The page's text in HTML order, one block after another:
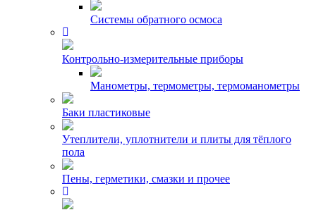
Системы обратного осмоса
Контрольно-измерительные приборы
Манометры, термометры, термоманометры
Баки пластиковые
Утеплители, уплотнители и плиты для тёплого
пола
Пены, герметики, смазки и прочее